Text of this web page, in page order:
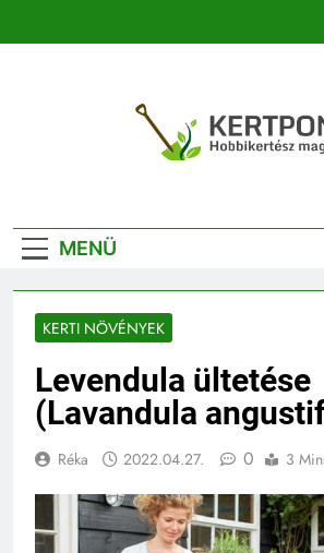
MENÜ
KERTI NÖVÉNYEK
Levendula ültetése
(Lavandula
Réka 2022.04.27. 0 3